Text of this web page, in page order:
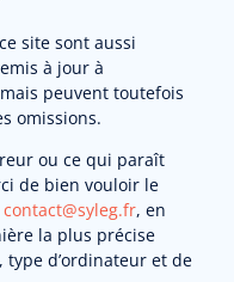
site sont aussi
à jour à
peuvent toutefois
omissions.
ou ce qui paraît
de bien vouloir le
contact@syleg.fr, en
la plus précise
d’ordinateur et de